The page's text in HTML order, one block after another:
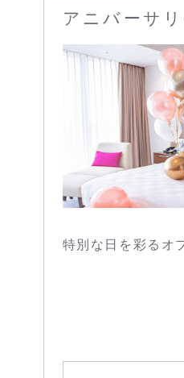
アニバーサ
特別な日を彩るオ